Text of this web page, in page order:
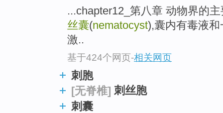
...chapter12_第八章 动物界的
丝囊(nematocyst),囊内有毒液
激..
基于424个网页-相关网页
刺胞
[无脊椎] 刺丝胞
刺囊